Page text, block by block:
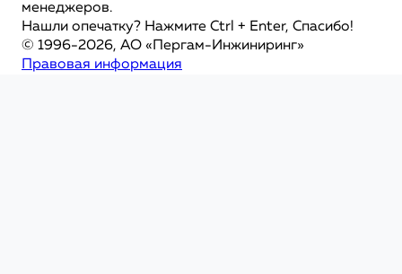
менеджеров.
Нашли опечатку? Нажмите Ctrl + Enter, Спасибо!
© 1996-2026, АО «Пергам-Инжиниринг»
Правовая информация